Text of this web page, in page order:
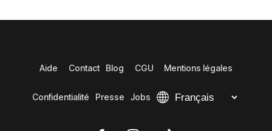
Aide Contact Blog CGU Mentions légales
Confidentialité Presse Jobs